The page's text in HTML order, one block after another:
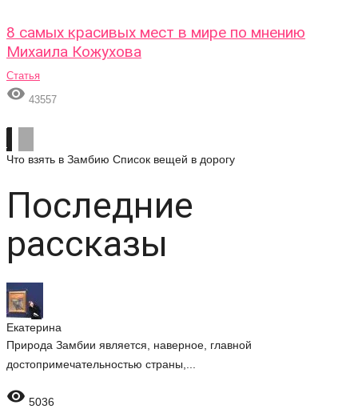
8 самых красивых мест в мире по мнению
Михаила Кожухова
Статья
 43557
Что взять в Замбию Список вещей в дорогу
Последние
рассказы
Екатерина
Природа Замбии является, наверное, главной
достопримечательностью страны,...
 5036